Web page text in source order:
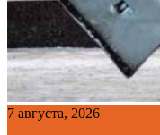
7 августа, 2026